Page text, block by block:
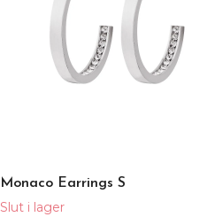
Monaco Earrings S
Slut i lager